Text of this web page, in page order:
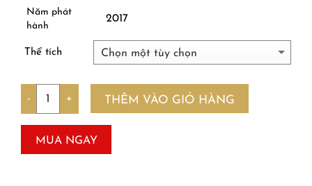
Năm phát
hành
2017
Thể tích
THÊM VÀO GIỎ HÀNG
MUA NGAY